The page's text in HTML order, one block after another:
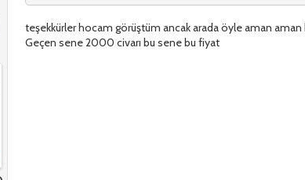
teşekkürler hocam görüştüm ancak arada öyle aman
Geçen sene 2000 civarı bu sene bu fiyat